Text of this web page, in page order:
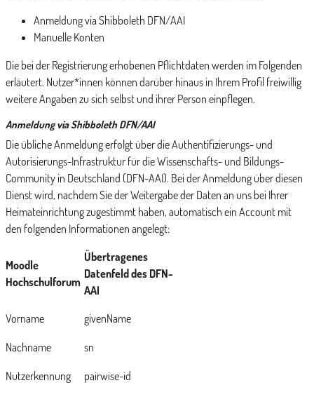
Anmeldung via Shibboleth DFN/AAI
Manuelle Konten
Die bei der Registrierung erhobenen Pflichtdaten werden im Folgenden
erläutert. Nutzer*innen können darüber hinaus in Ihrem Profil freiwillig
weitere Angaben zu sich selbst und ihrer Person einpflegen.
Anmeldung via Shibboleth DFN/AAI
Die übliche Anmeldung erfolgt über die Authentifizierungs- und
Autorisierungs-Infrastruktur für die Wissenschafts- und Bildungs-
Community in Deutschland (DFN-AAI). Bei der Anmeldung über diesen
Dienst wird, nachdem Sie der Weitergabe der Daten an uns bei Ihrer
Heimateinrichtung zugestimmt haben, automatisch ein Account mit
den folgenden Informationen angelegt:
Moodle
Hochschulforum
Übertragenes
Datenfeld des DFN-
AAI
Vorname
givenName
Nachname sn
Nutzerkennung pairwise-id